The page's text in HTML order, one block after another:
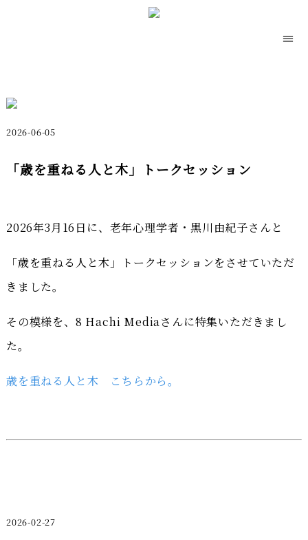
2026-06-05
「歳を重ねる人と木」トークセッション
2026年3月16日に、老年心理学者・黒川由紀子さんと
「歳を重ねる人と木」トークセッションをさせていただ
きました。
その模様を、8 Hachi Mediaさんに特集いただきまし
た。
歳を重ねる人と木 こちらから。
2026-02-27